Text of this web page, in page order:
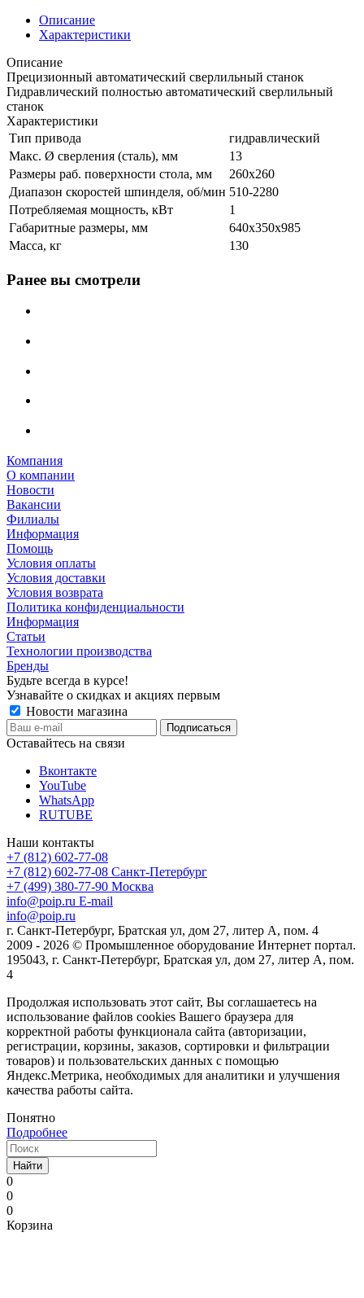
Описание
Характеристики
Описание
Прецизионный автоматический сверлильный станок
Гидравлический полностью автоматический сверлильный
станок
Характеристики
Тип привода
гидравлический
Макс. Ø сверления (сталь), мм
13
Размеры раб. поверхности стола, мм
260x260
Диапазон скоростей шпинделя, об/мин 510-2280
Потребляемая мощность, кВт
1
Габаритные размеры, мм
640x350x985
Масса, кг
130
Ранее вы смотрели
Компания
О компании
Новости
Вакансии
Филиалы
Информация
Помощь
Условия оплаты
Условия доставки
Условия возврата
Политика конфиденциальности
Информация
Статьи
Технологии производства
Бренды
Будьте всегда в курсе!
Узнавайте о скидках и акциях первым
Новости магазина
Оставайтесь на связи
Вконтакте
YouTube
WhatsApp
RUTUBE
Наши контакты
+7 (812) 602-77-08
+7 (812) 602-77-08 Санкт-Петербург
+7 (499) 380-77-90 Москва
info@poip.ru E-mail
info@poip.ru
г. Санкт-Петербург, Братская ул, дом 27, литер А, пом. 4
2009 - 2026 © Промышленное оборудование Интернет портал.
195043, г. Санкт-Петербург, Братская ул, дом 27, литер А, пом.
4
Продолжая использовать этот сайт, Вы соглашаетесь на
использование файлов cookies Вашего браузера для
корректной работы функционала сайта (авторизации,
регистрации, корзины, заказов, сортировки и фильтрации
товаров) и пользовательских данных с помощью
Яндекс.Метрика, необходимых для аналитики и улучшения
качества работы сайта.
Понятно
Подробнее
Найти
0
0
0
Корзина